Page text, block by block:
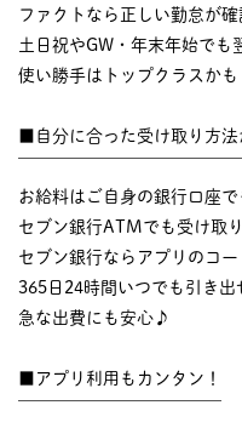
ファクトなら正しい勤怠が確
土日祝やGW・年末年始でも
使い勝手はトップクラスかも
■自分に合った受け取り方
お給料はご自身の銀行口座で
セブン銀行ATMでも受け取り
セブン銀行ならアプリのコー
365日24時間いつでも引き出
急な出費にも安心♪
■アプリ利用もカンタン！